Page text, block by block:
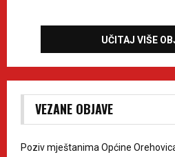
UČITAJ VIŠE
VEZANE OBJAVE
Poziv mještanima Općine